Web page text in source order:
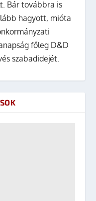
Bár továbbra is
hagyott, mióta
főleg D&D
szabadidejét.